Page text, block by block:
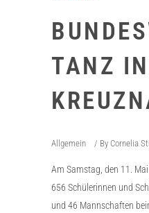
TANZ
Allgemein By Cornelia
Am Samstag, den 11.
656 Schülerinnen und
und 46 Mannschaften